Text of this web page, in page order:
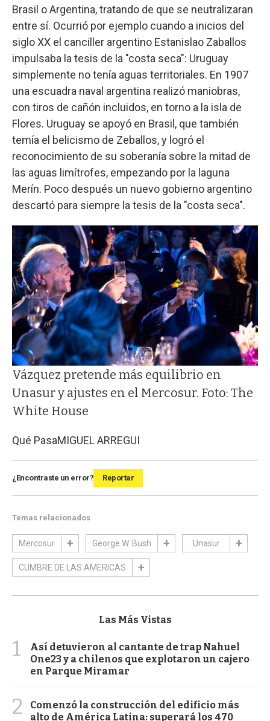
Brasil o Argentina, tratando de que se neutralizaran
entre sí. Ocurrió por ejemplo cuando a inicios del
siglo XX el canciller argentino Estanislao Zaballos
impulsaba la tesis de la "costa seca": Uruguay
simplemente no tenía aguas territoriales. En 1907
una escuadra naval argentina realizó maniobras,
con tiros de cañón incluidos, en torno a la isla de
Flores. Uruguay se apoyó en Brasil, que también
temía el belicismo de Zeballos, y logró el
reconocimiento de su soberanía sobre la mitad de
las aguas limítrofes, empezando por la laguna
Merín. Poco después un nuevo gobierno argentino
descartó para siempre la tesis de la "costa seca".
Vázquez pretende más equilibrio en
Unasur y ajustes en el Mercosur. Foto: The
White House
Qué PasaMIGUEL ARREGUI
¿Encontraste un error? Reportar
Temas relacionados
Mercosur George W. Bush Unasur
CUMBRE DE LAS AMERICAS
Las Más Vistas
1
Así detuvieron al cantante de trap Nahuel
One23 y a chilenos que explotaron un cajero
en Parque Miramar
2
Comenzó la construcción del edificio más
alto de América Latina: superará los 470